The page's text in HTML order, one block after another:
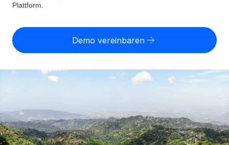
Weltweites Wachstum ohne Kosten für Niederlassungen
Contractor of Record
Rechtssichere, weltweite Arbeit mit Freelancer:innen
Globales Onboarding und Verwalten von
Freelancer:innen
Auslagern von komplexen HR-Aufgaben
Einfache Einstellung in allen US-Bundesstaaten
Startups
Agile HR- und Payroll-Lösungen für wachsende
Unternehmen
Scheinselbstständigkeitsrisiko berechnen
Personalkostenrechner
Gesamtbeschäftigungskosten
Informationen zu möglichen Währungen und
Abwicklungsfristen für globale Freelancer:innen
Français
Deutsch
Plattform.
Demo vereinbaren